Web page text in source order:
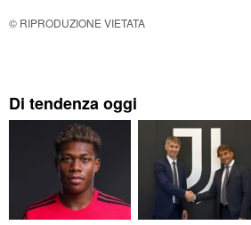
© RIPRODUZIONE VIETATA
Di tendenza oggi